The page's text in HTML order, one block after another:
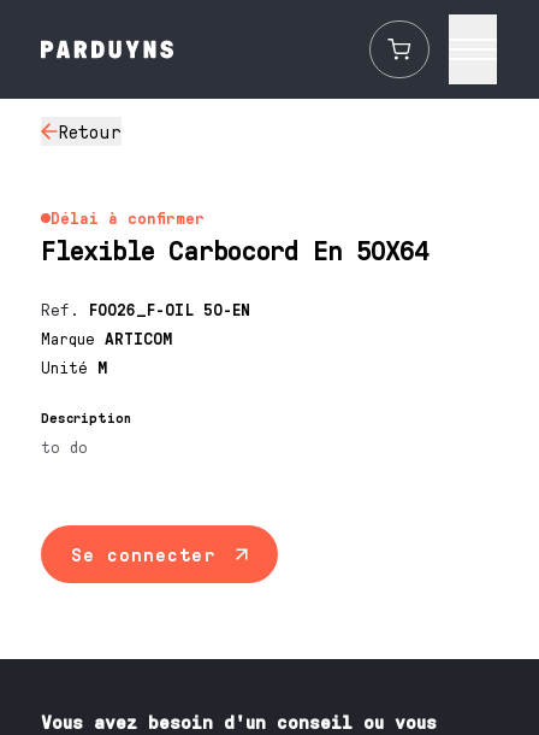
Retour
Délai à confirmer
Flexible Carbocord En 50X64
Ref. F0026_F-OIL 50-EN
MarqueARTICOM
Unité M
Description
to do
Se connecter
Vous avez besoin d'un conseil ou vous